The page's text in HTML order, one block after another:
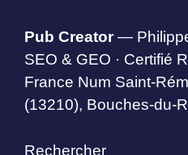
Pub Creator—
SEO & GEO · Certifié
France Num Saint-
(13210), Bouches-du-
Rechercher